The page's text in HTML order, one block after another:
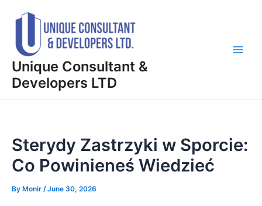
Unique Consultant &
Developers LTD
Sterydy Zastrzyki w Sporcie:
Co Powinieneś Wiedzieć
By Monir /June 30, 2026
navigation